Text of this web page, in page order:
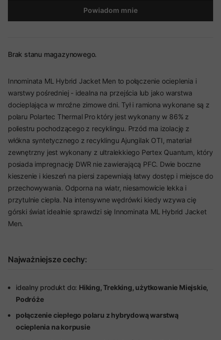
Powiadom mnie
Brak stanu magazynowego.
Innominata ML Hybrid Jacket Men to połączenie ocieplenia i
warstwy pośredniej - idealna na przejścia lub jako warstwa
docieplająca w mroźne zimowe dni. Tył i ramiona wykonane są z
polaru Polartec Thermal Pro który jest wykonany w 86% z
poliestru pochodzącego z recyklingu. Przód ma izolację z
włókna syntetycznego z recyklingu Ajungilak OTI, materiał
zewnętrzny jest wykonany z ultralekkiego Pertex Quantum, który
posiada impregnację DWR nie zawierającą PFC. Dwie boczne
kieszenie i kieszeń na piersi zapewniają łatwy dostęp i miejsce do
przechowywania. Odporna na wiatr, niesamowicie lekka i
przytulnie ciepła. Na intensywne wędrówki kiedy wzywa cię
górski świat idealnie sprawdzi się Innominata ML Hybrid Jacket
Men.
Najważniejsze cechy:
idealny produkt do: Hiking, Trekking, użytkowanie Miejskie,
Podróże
połączenie ciepłego polaru z hybrydową warstwą
ocieplenia na korpusie